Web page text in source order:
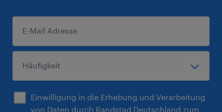
Einwilligung in die Erhebung und Verarbeitung
von Daten durch Randstad Deutschland zum